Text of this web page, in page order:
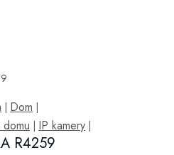
Dom
IP kamery
R4259